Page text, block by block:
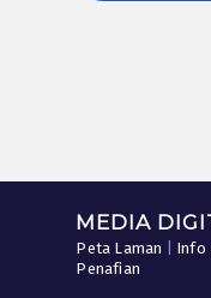
MEDIA
Peta Laman Info
Penafian